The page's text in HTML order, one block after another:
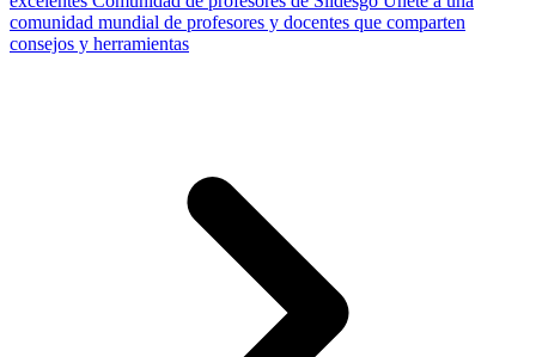
comunidad mundial de profesores y docentes que comparten
consejos y herramientas